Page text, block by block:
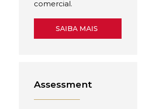
comercial.
SAIBA MAIS
Assessment